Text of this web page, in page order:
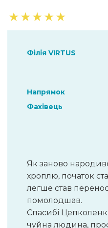
★★★★★
Філія VIRTUS
Напрямок
Фахівець
Як заново
хроплю, початок
легше став
помолодшав.
Спасибі
чуйна людина,